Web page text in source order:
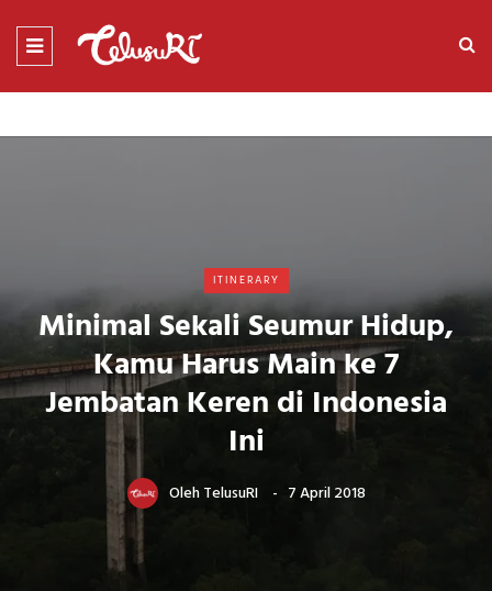
ITINERARY
Minimal Sekali Seumur Hidup,
Kamu Harus Main ke 7
Jembatan Keren di Indonesia
Ini
OlehTelusuRI 7 April 2018